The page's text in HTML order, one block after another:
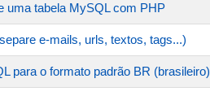
uma tabela MySQL com PHP
e-mails, urls, textos, tags...)
para o formato padrão BR (brasileiro)